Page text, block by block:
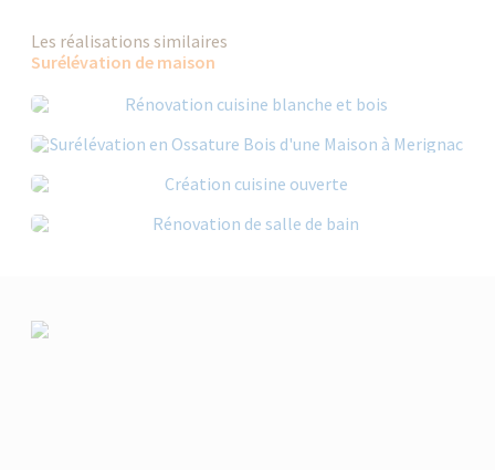
Les réalisations similaires
Surélévation de maison